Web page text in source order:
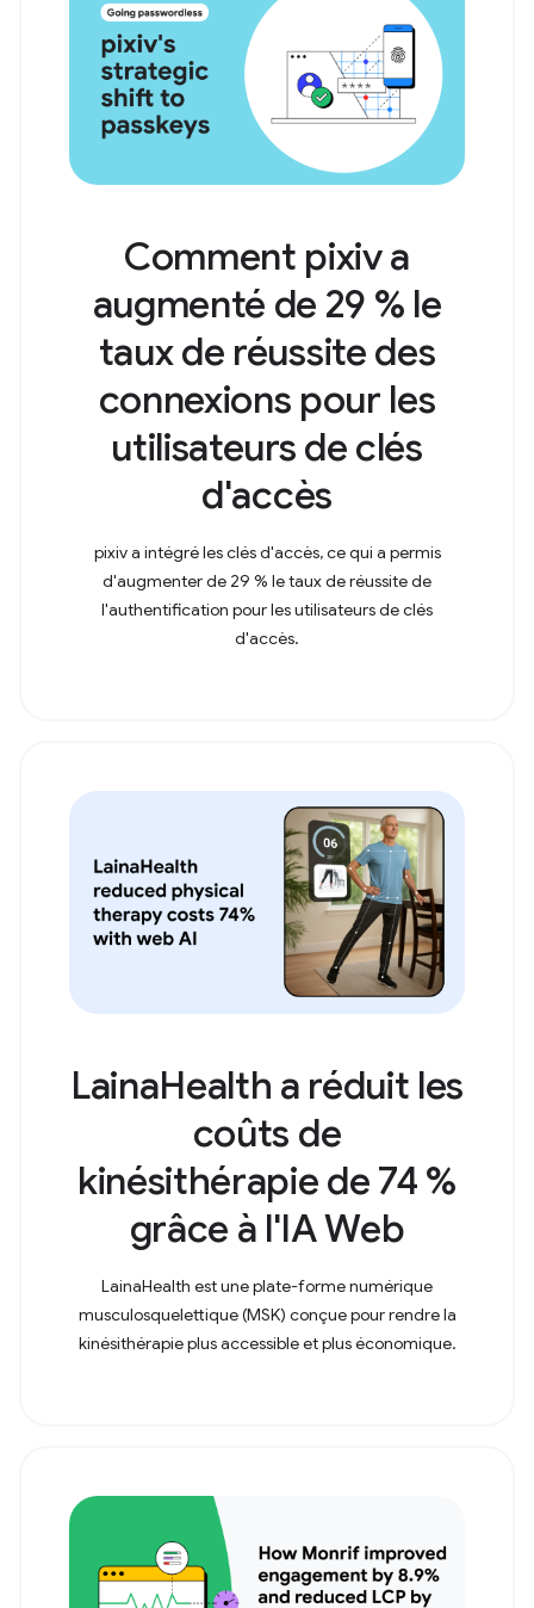
Comment pixiv a
augmenté de 29 % le
taux de réussite des
connexions pour les
utilisateurs de clés
d'accès
pixiv a intégré les clés d'accès, ce qui a permis
d'augmenter de 29 % le taux de réussite de
l'authentification pour les utilisateurs de clés
d'accès.
LainaHealth a réduit les
coûts de
kinésithérapie de 74 %
grâce à l'IA Web
LainaHealth est une plate-forme numérique
musculosquelettique (MSK) conçue pour rendre la
kinésithérapie plus accessible et plus économique.